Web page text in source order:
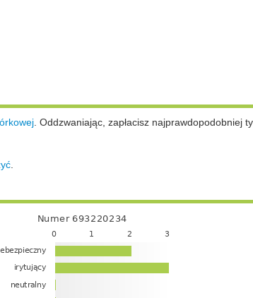
. Oddzwaniając, zapłacisz najprawdopodobniej
.